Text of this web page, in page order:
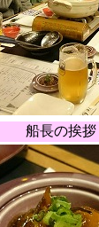
船長の挨